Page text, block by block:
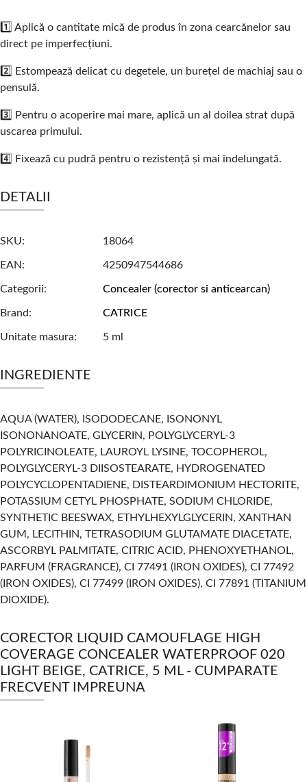
1️⃣ Aplică o cantitate mică de produs în zona cearcănelor sau
direct pe imperfecțiuni.
2️⃣ Estompează delicat cu degetele, un burețel de machiaj sau o
pensulă.
3️⃣ Pentru o acoperire mai mare, aplică un al doilea strat după
uscarea primului.
4️⃣ Fixează cu pudră pentru o rezistență și mai îndelungată.
DETALII
SKU 18064
EAN 4250947544686
Categorii Concealer (corector si anticearcan)
Brand CATRICE
Unitate masura 5 ml
INGREDIENTE
AQUA (WATER), ISODODECANE, ISONONYL
ISONONANOATE, GLYCERIN, POLYGLYCERYL-3
POLYRICINOLEATE, LAUROYL LYSINE, TOCOPHEROL,
POLYGLYCERYL-3 DIISOSTEARATE, HYDROGENATED
POLYCYCLOPENTADIENE, DISTEARDIMONIUM HECTORITE,
POTASSIUM CETYL PHOSPHATE, SODIUM CHLORIDE,
SYNTHETIC BEESWAX, ETHYLHEXYLGLYCERIN, XANTHAN
GUM, LECITHIN, TETRASODIUM GLUTAMATE DIACETATE,
ASCORBYL PALMITATE, CITRIC ACID, PHENOXYETHANOL,
PARFUM (FRAGRANCE), CI 77491 (IRON OXIDES), CI 77492
(IRON OXIDES), CI 77499 (IRON OXIDES), CI 77891 (TITANIUM
DIOXIDE).
CORECTOR LIQUID CAMOUFLAGE HIGH
COVERAGE CONCEALER WATERPROOF 020
LIGHT BEIGE, CATRICE, 5 ML - CUMPARATE
FRECVENT IMPREUNA